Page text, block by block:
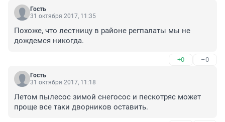
Гость
31 октября 2017, 11:35
Похоже, что лестницу в районе регпалаты мы не
дождемся никогда.
+0 –0
Гость
31 октября 2017, 11:18
Летом пылесос зимой снегосос и пескотряс может
проще все таки дворников оставить.